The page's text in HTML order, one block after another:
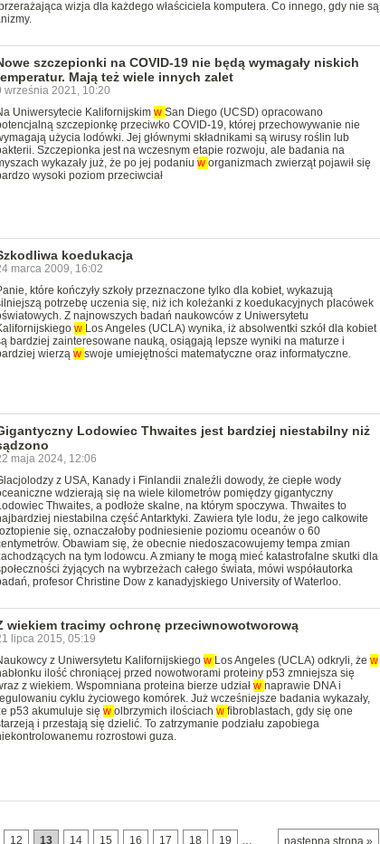
wizja dla każdego właściciela komputera. Co innego, gdy nie są
szczepionki na COVID-19 nie będą wymagały niskich
Mają też wiele innych zalet
września 2021, 10:20
Uniwersytecie Kalifornijskim w San Diego (UCSD) opracowano
szczepionkę przeciwko COVID-19, której przechowywanie nie
użycia lodówki. Jej głównymi składnikami są wirusy roślin lub
Szczepionka jest na wczesnym etapie rozwoju, ale badania na
wykazały już, że po jej podaniu w organizmach zwierząt pojawił się
wysoki poziom przeciwciał
koedukacja
marca 2009, 16:02
które kończyły szkoły przeznaczone tylko dla kobiet, wykazują
potrzebę uczenia się, niż ich koleżanki z koedukacyjnych placówek
Z najnowszych badań naukowców z Uniwersytetu
w Los Angeles (UCLA) wynika, iż absolwentki szkół dla kobiet
bardziej zainteresowane nauką, osiągają lepsze wyniki na maturze i
wierzą w swoje umiejętności matematyczne oraz informatyczne.
Lodowiec Thwaites jest bardziej niestabilny niż
maja 2024, 12:06
z USA, Kanady i Finlandii znaleźli dowody, że ciepłe wody
wdzierają się na wiele kilometrów pomiędzy gigantyczny
Thwaites, a podłoże skalne, na którym spoczywa. Thwaites to
niestabilna część Antarktyki. Zawiera tyle lodu, że jego całkowite
się, oznaczałoby podniesienie poziomu oceanów o 60
Obawiam się, że obecnie niedoszacowujemy tempa zmian
na tym lodowcu. A zmiany te mogą mieć katastrofalne skutki dla
żyjących na wybrzeżach całego świata, mówi współautorka
profesor Christine Dow z kanadyjskiego University of Waterloo.
wiekiem tracimy ochronę przeciwnowotworową
lipca 2015, 05:19
z Uniwersytetu Kalifornijskiego w Los Angeles (UCLA) odkryli, że w
ilość chroniącej przed nowotworami proteiny p53 zmniejsza się
z wiekiem. Wspomniana proteina bierze udział w naprawie DNA i
cyklu życiowego komórek. Już wcześniejsze badania wykazały,
p53 akumuluje się w olbrzymich ilościach w fibroblastach, gdy się one
i przestają się dzielić. To zatrzymanie podziału zapobiega
rozrostowi guza.
następna strona »
12 13 14 15 16 17 18 19 …